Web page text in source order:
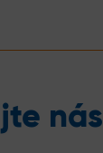
nás